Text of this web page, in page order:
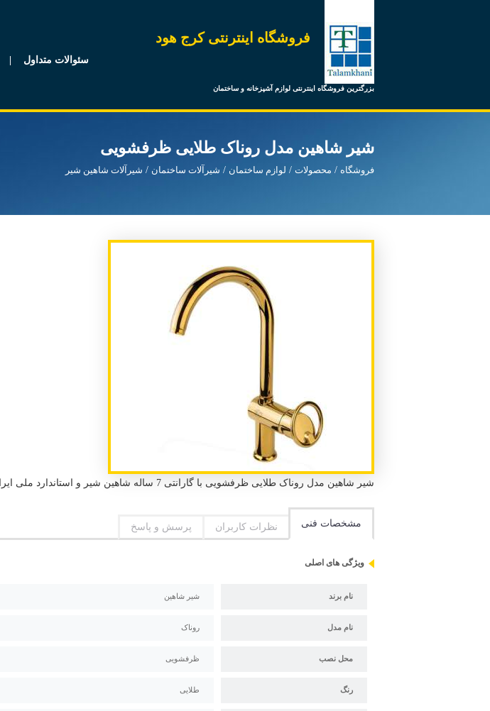
فروشگاه اینترنتی کرج هود
بزرگترین فروشگاه اینترنتی لوازم آشپزخانه و ساختمان
سئوالات متداول
شیر شاهین مدل روناک طلایی ظرفشویی
فروشگاه محصولات لوازم ساختمان شیرآلات ساختمان شیرآلات شاهین شیر
شیر شاهین مدل روناک طلایی ظرفشویی با گارانتی 7 ساله شاهین شیر و استاندارد ملی ایران و استاندارد CE اروپا
مشخصات فنی نظرات کاربران پرسش و پاسخ
ویژگی های اصلی
نام برند شیر شاهین
نام مدل روناک
محل نصب ظرفشویی
رنگ طلایی